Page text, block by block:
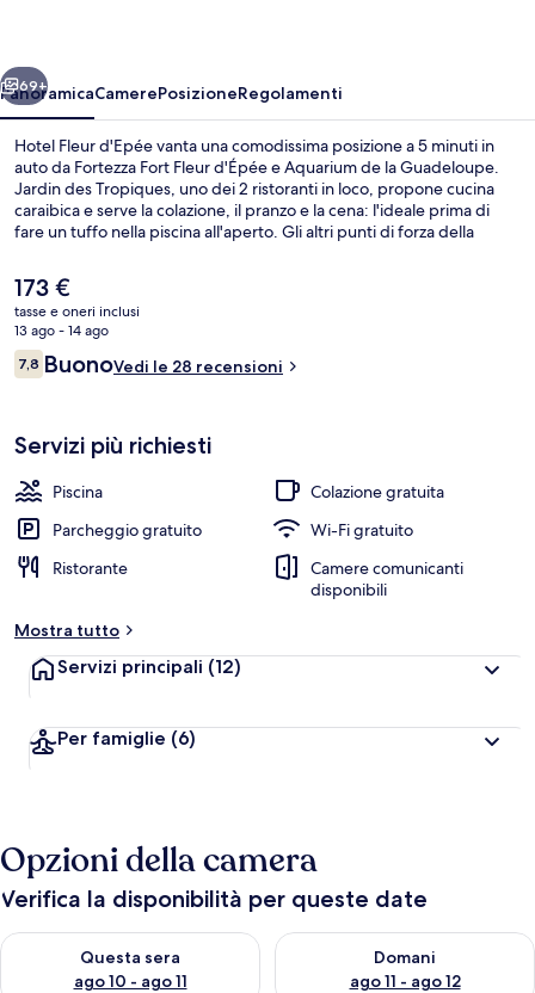
Avanti
69+
PanoramicaCamerePosizioneRegolamenti
Hotel Fleur d'Epée vanta una comodissima posizione a 5 minuti in
auto da Fortezza Fort Fleur d'Épée e Aquarium de la Guadeloupe.
Jardin des Tropiques, uno dei 2 ristoranti in loco, propone cucina
caraibica e serve la colazione, il pranzo e la cena: l'ideale prima di
fare un tuffo nella piscina all'aperto. Gli altri punti di forza della
giardino. Gli altri viaggiatori lodano il personale gentile.
Il
prezzo
attuale
è
173 €
173 €
tasse e oneri inclusi
13 ago - 14 ago
Recensioni
7,87,8 su 10
BuonoVedi le 28 recensioni
Servizi più richiesti
Piscina
Colazione gratuita
Parcheggio gratuito
Wi-Fi gratuito
Ristorante
Camere comunicanti
disponibili
Mostra tutto
Servizi principali (12)
Per famiglie (6)
Opzioni della camera
Verifica la disponibilità per queste date
Questa sera
ago 10 - ago 11
Verifica la disponibilità per questa sera, ago 10 - ago 11
Domani
ago 11 - ago 12
Verifica la disponibilità per